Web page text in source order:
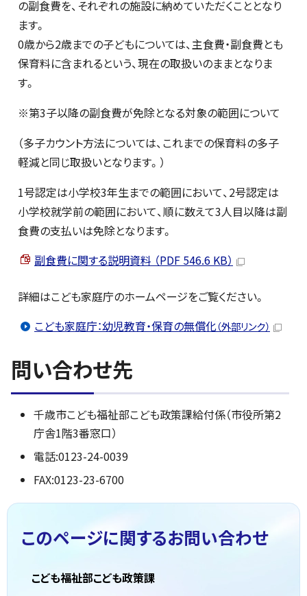
の副食費を、それぞれの施設に納めていただくこととなり
ます。
0歳から2歳までの子どもについては、主食費・副食費とも
保育料に含まれるという、現在の取扱いのままとなりま
す。
※第3子以降の副食費が免除となる対象の範囲について
（多子カウント方法については、これまでの保育料の多子
軽減と同じ取扱いとなります。）
1号認定は小学校3年生までの範囲において、2号認定は
小学校就学前の範囲において、順に数えて3人目以降は副
食費の支払いは免除となります。
副食費に関する説明資料 （PDF 546.6 KB）
詳細はこども家庭庁のホームページをご覧ください。
こども家庭庁：幼児教育・保育の無償化（外部リンク）
問い合わせ先
千歳市こども福祉部こども政策課給付係（市役所第2
庁舎1階3番窓口）
電話:0123-24-0039
FAX:0123-23-6700
このページに関するお問い合わせ
こども福祉部こども政策課